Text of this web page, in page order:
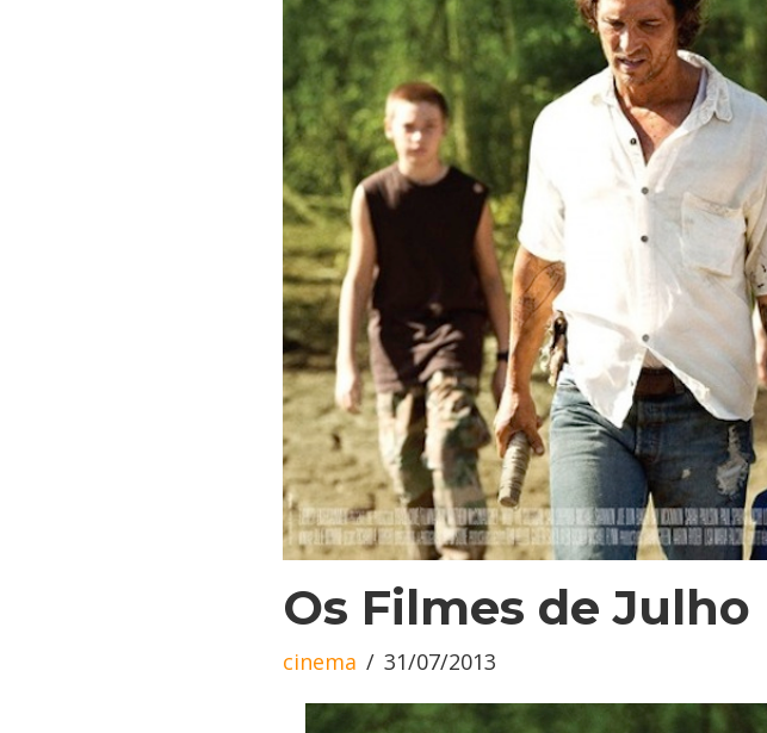
Os Filmes de Julho
cinema 31/07/2013